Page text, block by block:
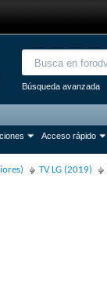
Búsqueda avanzada
Acceso rápido
TV LG (2019)